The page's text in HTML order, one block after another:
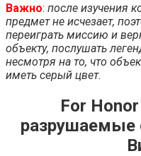
Важно: после изучения
предмет не исчезает,
переиграть миссию и
объекту, послушать
несмотря на то, что
иметь серый цвет.
For
разрушаемые